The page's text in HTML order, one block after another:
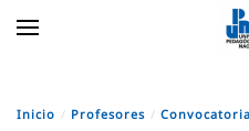
Inicio Profesores